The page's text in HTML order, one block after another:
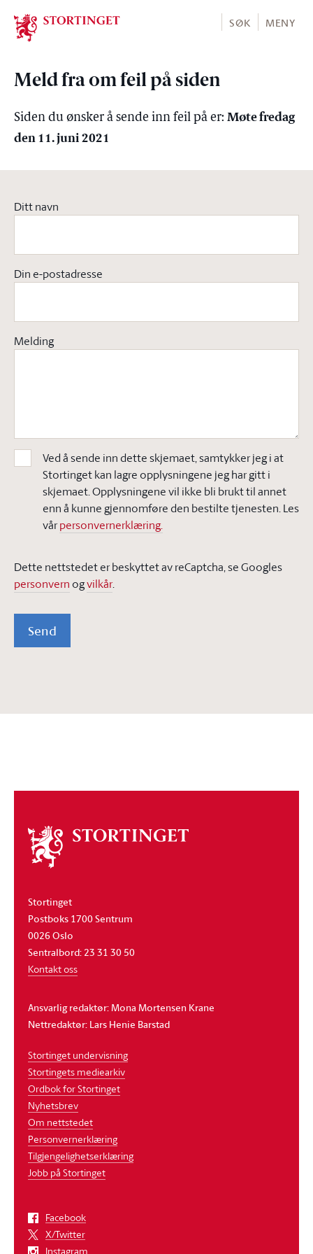
Stortinget.no
SØK MENY
Meld fra om feil på siden
Siden du ønsker å sende inn feil på er: Møte fredag
den 11. juni 2021
Ditt navn
Din e-postadresse
Melding
Ved å sende inn dette skjemaet, samtykker jeg i at
Stortinget kan lagre opplysningene jeg har gitt i
skjemaet. Opplysningene vil ikke bli brukt til annet
enn å kunne gjennomføre den bestilte tjenesten. Les
vårpersonvernerklæring.
Dette nettstedet er beskyttet av reCaptcha, se Googles
personvern ogvilkår.
Send
Om
stortinget
Stortinget
Postboks 1700 Sentrum
0026 Oslo
Sentralbord: 23 31 30 50
Kontakt oss
Ansvarlig redaktør: Mona Mortensen Krane
Nettredaktør: Lars Henie Barstad
Stortinget undervisning
Stortingets mediearkiv
Ordbok for Stortinget
Nyhetsbrev
Om nettstedet
Personvernerklæring
Tilgjengelighetserklæring
Jobb på Stortinget
Facebook
X/Twitter
Instagram